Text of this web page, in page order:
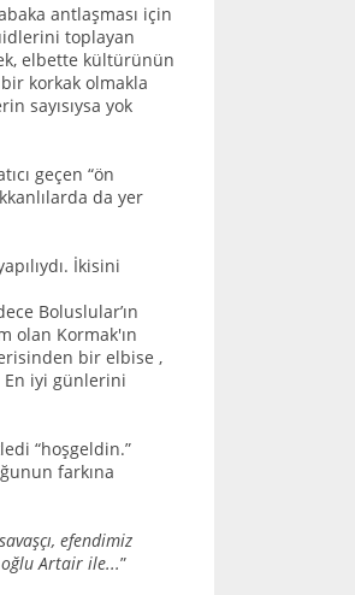
antlaşması için
toplayan
elbette kültürünün
bir korkak olmakla
sayısıysa yok
geçen “ön
da yer
İkisini
Boluslular’ın
olan Kormak'ın
bir elbise ,
En iyi günlerini
“hoşgeldin.”
farkına
efendimiz
oğlu Artair ile...”